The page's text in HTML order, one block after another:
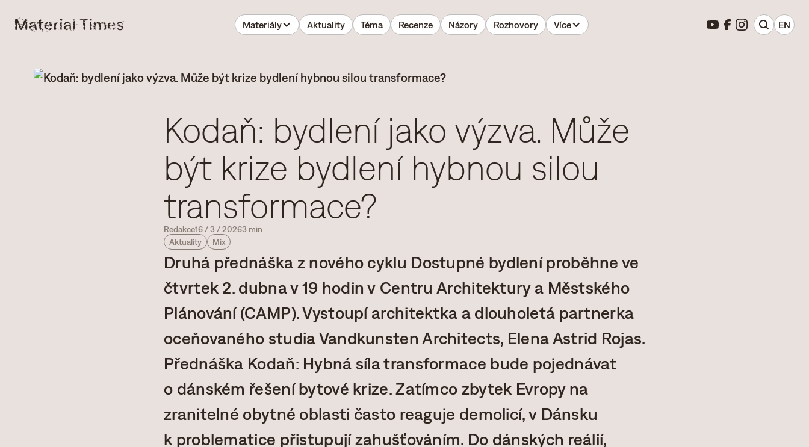
Materiály Aktuality Téma Recenze Názory Rozhovory Více EN
Kodaň: bydlení jako výzva. Může
být krize bydlení hybnou silou
transformace?
Redakce16 /3 /20263 min
Aktuality
Mix
Druhá přednáška z nového cyklu Dostupné bydlení proběhne ve
čtvrtek 2. dubna v 19 hodin v Centru Architektury a Městského
Plánování (CAMP). Vystoupí architektka a dlouholetá partnerka
oceňovaného studia Vandkunsten Architects, Elena Astrid Rojas.
Přednáška Kodaň: Hybná síla transformace bude pojednávat
o dánském řešení bytové krize. Zatímco zbytek Evropy na
zranitelné obytné oblasti často reaguje demolicí, v Dánsku
k problematice přistupují zahušťováním. Do dánských reálií,